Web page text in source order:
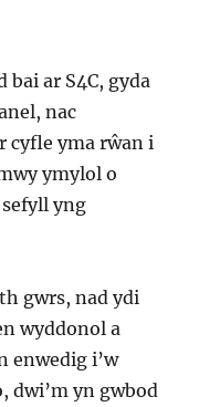
ar S4C, gyda
nac
cyfle yma rŵan i
ymylol o
sefyll yng
gwrs, nad ydi
wyddonol a
enwedig i’w
dwi’m yn gwbod